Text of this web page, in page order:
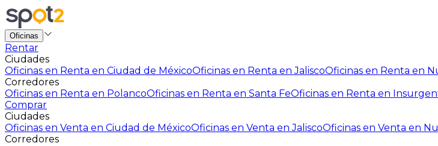
Oficinas
Rentar
Ciudades
Oficinas en Renta en Ciudad de MéxicoOficinas en Renta en JaliscoOficinas en Renta en
Corredores
Oficinas en Renta en PolancoOficinas en Renta en Santa FeOficinas en Renta en
Comprar
Ciudades
Oficinas en Venta en Ciudad de MéxicoOficinas en Venta en JaliscoOficinas en Venta en
Corredores